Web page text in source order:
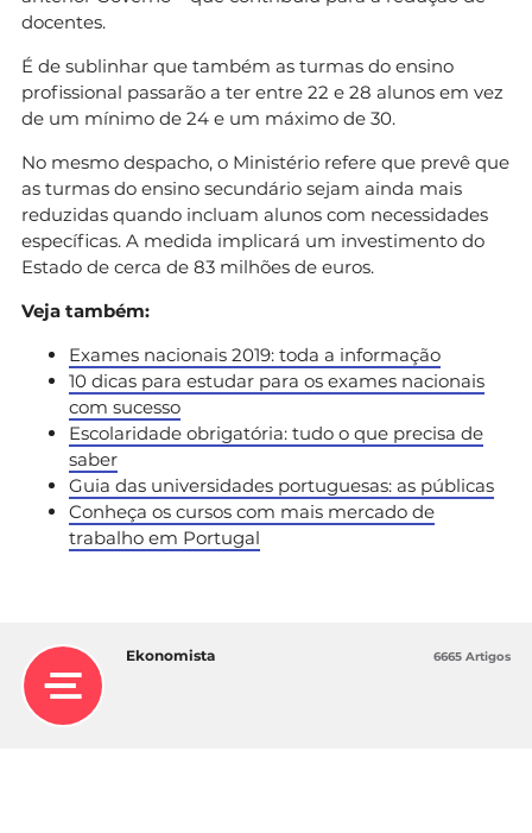
docentes.
É de sublinhar que também as turmas do ensino
profissional passarão a ter entre 22 e 28 alunos em vez
de um mínimo de 24 e um máximo de 30.
No mesmo despacho, o Ministério refere que prevê que
as turmas do ensino secundário sejam ainda mais
reduzidas quando incluam alunos com necessidades
específicas. A medida implicará um investimento do
Estado de cerca de 83 milhões de euros.
Veja também:
Exames nacionais 2019: toda a informação
10 dicas para estudar para os exames nacionais
com sucesso
Escolaridade obrigatória: tudo o que precisa de
saber
Guia das universidades portuguesas: as públicas
Conheça os cursos com mais mercado de
trabalho em Portugal
Ekonomista 6665 Artigos